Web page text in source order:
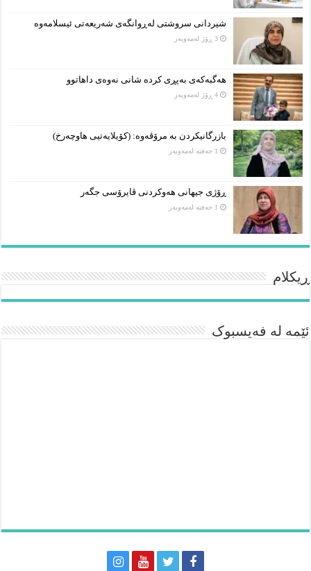
شیردانی سروشتی لەڕوانگەی شەریعەتی ئیسلامەوە
3 ڕۆژ لەمەوبەر
هەگبەکەی بەپڕی کردە شانی نەوەی داهاتوو
4 ڕۆژ لەمەوبەر
بازرگانیکردن بە مرۆڤەوە: (کۆیلایەتیی هاوچەرخ)
1 حەفتە لەمەوبەر
ڕۆژی جیهانی هەوکردنی ڤایرۆسی جگەر
1 حەفتە لەمەوبەر
ڕیکلام
ئێمە لە فەیسبوک